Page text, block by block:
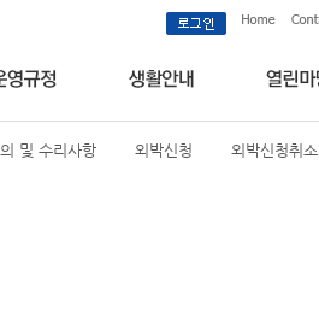
및 수리사항 외박신청 외박신청취소